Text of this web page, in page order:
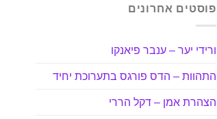
פוסטים אחרונים
ורידי יער – ענבר פיאנקו
התהוות – הדס פורגס בתערוכת יחיד
הצהרת אמן – דקל הררי